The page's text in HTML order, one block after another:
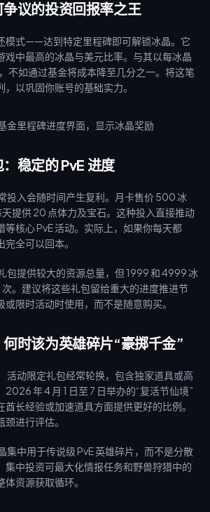
议的投资回报率之王
模式——达到特定里程碑即可解锁冰晶。它
戏中最高的冰晶与美元比率。与其以每冰晶
不如通过基金将成本降至几分之一。将这笔
以巩固你账号的基础实力。
稳定的 PvE 进度
投入会随时间产生复利。月卡售价 500 冰
提供 20 点体力及宝石。这种投入直接推动
等核心 PvE 活动。实际上，如果你每天都
全可以回本。
包提供较大的资源总量，但 1999 和 4999 冰
。建议将这些礼包留给重大的进度推进节
限时活动时使用，而不是随意购买。
时该为英雄碎片“豪掷千金”
活动限定礼包经常轮换，包含独家道具或高
年 4 月 1 日至 7 日举办的“复活节仙境”
长经验或加速道具方面提供更好的比例。
进行评估。
集中用于传说级 PvE 英雄碎片，而不是分散
集中投资可最大化情报任务和野兽狩猎中的
资源获取循环。